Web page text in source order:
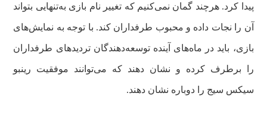
پیدا کرد. هرچند گمان نمی‌کنیم که تغییر نام بازی به‌تنهایی بتواند
آن را نجات داده و محبوب طرفداران کند. با توجه به نمایش‌های
بازی، باید در ماه‌های آینده توسعه‌دهندگان تردیدهای طرفداران
را برطرف کرده و نشان دهند که می‌توانند موفقیت رینبو
سیکس سیج را دوباره نشان دهند.